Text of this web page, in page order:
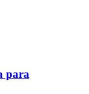
para